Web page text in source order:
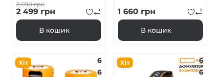
3 090грн
2 499 грн
В кошик
1 660 грн
В кошик
Хіт
6
6
Хіт
6
6